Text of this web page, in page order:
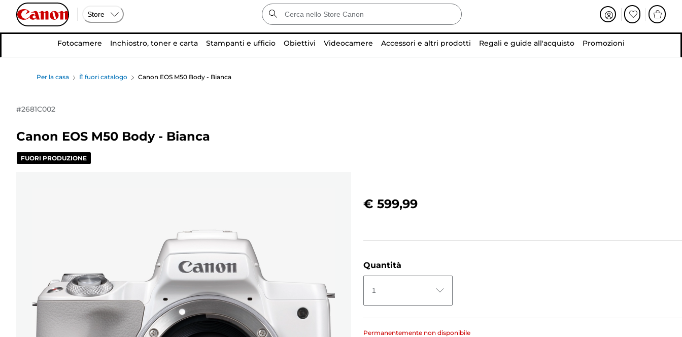
Store
Fotocamere Inchiostro, toner e carta Stampanti e ufficio Obiettivi Videocamere Accessori e altri prodotti Regali e guide all'acquisto Promozioni
Per la casa È fuori catalogo Canon EOS M50 Body - Bianca
#2681C002
Canon EOS M50 Body - Bianca
FUORI PRODUZIONE
€ 599,99
Quantità
1
Permanentemente non disponibile